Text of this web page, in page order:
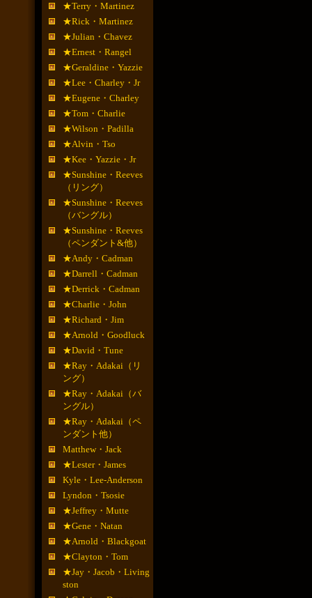
★Terry・Martinez
★Rick・Martinez
★Julian・Chavez
★Ernest・Rangel
★Geraldine・Yazzie
★Lee・Charley・Jr
★Eugene・Charley
★Tom・Charlie
★Wilson・Padilla
★Alvin・Tso
★Kee・Yazzie・Jr
★Sunshine・Reeves
（リング）
★Sunshine・Reeves
（バングル）
★Sunshine・Reeves
（ペンダント&他）
★Andy・Cadman
★Darrell・Cadman
★Derrick・Cadman
★Charlie・John
★Richard・Jim
★Arnold・Goodluck
★David・Tune
★Ray・Adakai（リ
ング）
★Ray・Adakai（バ
ングル）
★Ray・Adakai（ペ
ンダント他）
Matthew・Jack
★Lester・James
Kyle・Lee-Anderson
Lyndon・Tsosie
★Jeffrey・Mutte
★Gene・Natan
★Arnold・Blackgoat
★Clayton・Tom
★Jay・Jacob・Living
ston